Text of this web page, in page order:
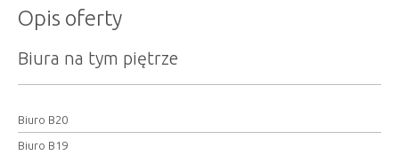
Opis oferty
Biura na tym piętrze
Biuro B20
Biuro B19